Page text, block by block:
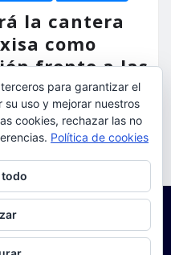
la cantera
como
frente a las
2026
para garantizar el
uso y mejorar nuestros
cookies, rechazar las no
Política de cookies
cómo gestionar las cookies,